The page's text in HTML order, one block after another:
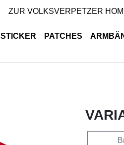
ZUR VOLKSVERPETZER
STICKER PATCHES